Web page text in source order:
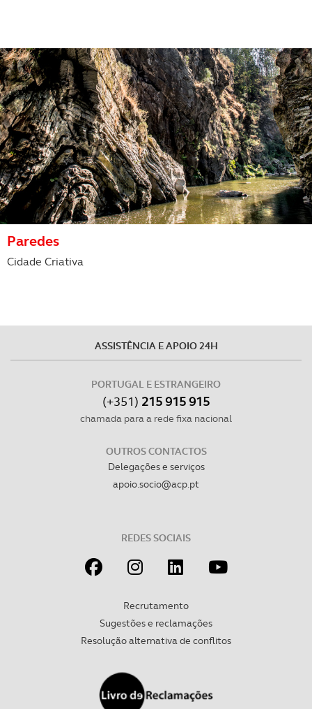
Paredes
Cidade Criativa
ASSISTÊNCIA E APOIO 24H
PORTUGAL E ESTRANGEIRO
(+351) 215 915 915
chamada para a rede fixa nacional
OUTROS CONTACTOS
Delegações e serviços
apoio.socio@acp.pt
REDES SOCIAIS
Recrutamento
Sugestões e reclamações
Resolução alternativa de conflitos